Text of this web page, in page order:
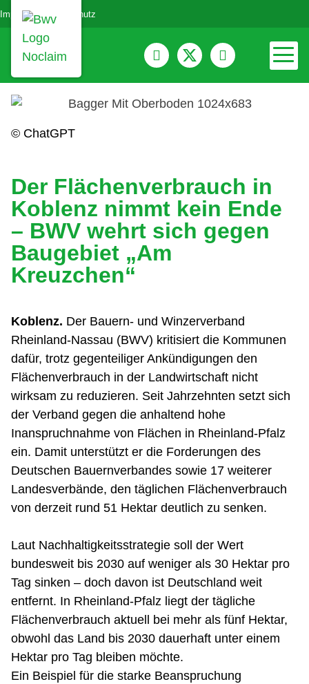
Impressum Datenschutz
© ChatGPT
Der Flächenverbrauch in
Koblenz nimmt kein Ende
– BWV wehrt sich gegen
Baugebiet „Am
Kreuzchen“
Koblenz. Der Bauern- und Winzerverband
Rheinland-Nassau (BWV) kritisiert die Kommunen
dafür, trotz gegenteiliger Ankündigungen den
Flächenverbrauch in der Landwirtschaft nicht
wirksam zu reduzieren. Seit Jahrzehnten setzt sich
der Verband gegen die anhaltend hohe
Inanspruchnahme von Flächen in Rheinland-Pfalz
ein. Damit unterstützt er die Forderungen des
Deutschen Bauernverbandes sowie 17 weiterer
Landesverbände, den täglichen Flächenverbrauch
von derzeit rund 51 Hektar deutlich zu senken.
Laut Nachhaltigkeitsstrategie soll der Wert
bundesweit bis 2030 auf weniger als 30 Hektar pro
Tag sinken – doch davon ist Deutschland weit
entfernt. In Rheinland-Pfalz liegt der tägliche
Flächenverbrauch aktuell bei mehr als fünf Hektar,
obwohl das Land bis 2030 dauerhaft unter einem
Hektar pro Tag bleiben möchte.
Ein Beispiel für die starke Beanspruchung